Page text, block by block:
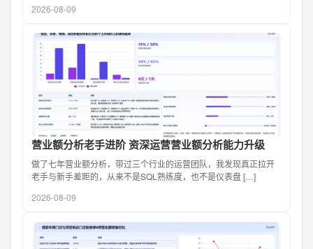
2026-08-09
营业额分析老手进阶 资深运营营业额分析能力升级
做了七年营业额分析，带过三个行业的运营团队，我发现真正拉开
老手与新手差距的，从来不是SQL熟练度，也不是仪表盘 […]
2026-08-09